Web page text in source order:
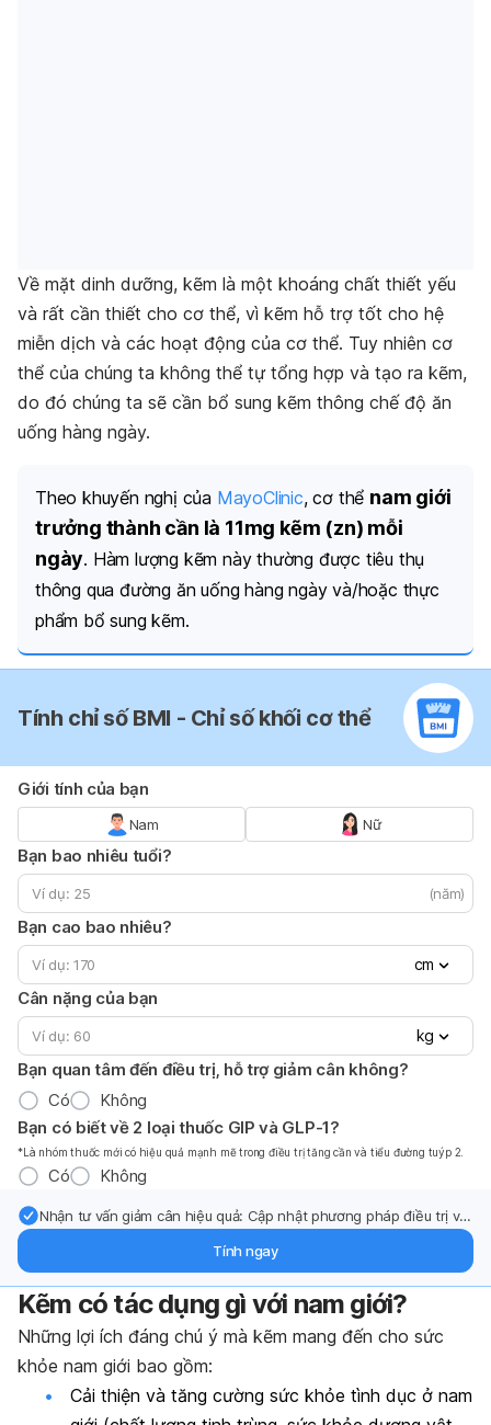
Về mặt dinh dưỡng, kẽm là một khoáng chất thiết yếu
và rất cần thiết cho cơ thể, vì kẽm hỗ trợ tốt cho hệ
miễn dịch và các hoạt động của cơ thể. Tuy nhiên cơ
thể của chúng ta không thể tự tổng hợp và tạo ra kẽm,
do đó chúng ta sẽ cần bổ sung kẽm thông chế độ ăn
uống hàng ngày.
Theo khuyến nghị của MayoClinic, cơ thể nam giới
trưởng thành cần là 11mg kẽm (zn) mỗi
ngày. Hàm lượng kẽm này thường được tiêu thụ
thông qua đường ăn uống hàng ngày và/hoặc thực
phẩm bổ sung kẽm.
Tính chỉ số BMI - Chỉ số khối cơ thể
Giới tính của bạn
Nam Nữ
Bạn bao nhiêu tuổi?
(năm)
Bạn cao bao nhiêu?
cm
Cân nặng của bạn
kg
Bạn quan tâm đến điều trị, hỗ trợ giảm cân không?
Có
Không
Bạn có biết về 2 loại thuốc GIP và GLP-1?
*Là nhóm thuốc mới có hiệu quả mạnh mẽ trong điều trị tăng cần và tiểu đường tuýp 2.
Có Không
Nhận tư vấn giảm cân hiệu quả: Cập nhật phương pháp điều trị và
Tính ngay
Kẽm có tác dụng gì với nam giới?
Những lợi ích đáng chú ý mà kẽm mang đến cho sức
khỏe nam giới bao gồm:
Cải thiện và tăng cường sức khỏe tình dục ở nam